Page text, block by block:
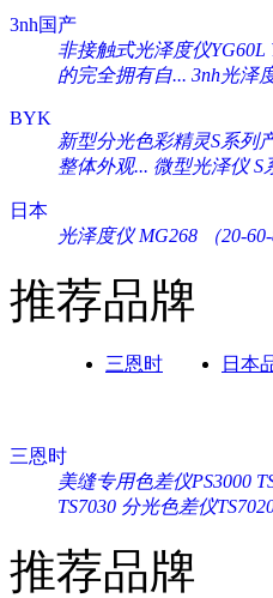
3nh国产
非接触式光泽度仪YG60L
的完全拥有自... 3nh光泽
BYK
新型分光色彩精灵S系列
整体外观... 微型光泽仪 S
日本
光泽度仪 MG268 （20-60-
推荐品牌
三恩时 日本
三恩时
美缝专用色差仪PS3000
TS7030 分光色差仪
推荐品牌